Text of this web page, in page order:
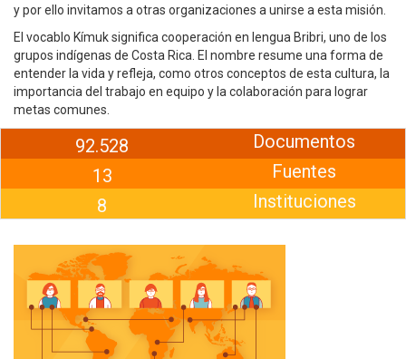
y por ello invitamos a otras organizaciones a unirse a esta misión.
El vocablo Kímuk significa cooperación en lengua Bribri, uno de los
grupos indígenas de Costa Rica. El nombre resume una forma de
entender la vida y refleja, como otros conceptos de esta cultura, la
importancia del trabajo en equipo y la colaboración para lograr
metas comunes.
92.528
13
8
Documentos
Fuentes
Instituciones